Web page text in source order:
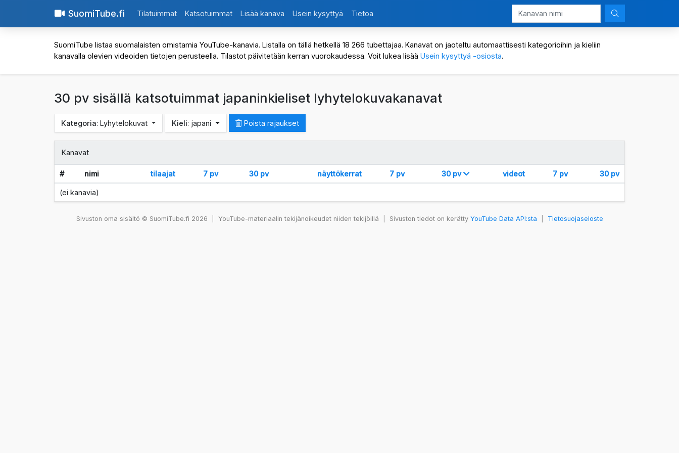
SuomiTube.fi Tilatuimmat Katsotuimmat Lisää kanava Usein kysyttyä Tietoa
SuomiTube listaa suomalaisten omistamia YouTube-kanavia. Listalla on tällä hetkellä 18 266 tubettajaa. Kanavat on jaoteltu automaattisesti kategorioihin ja kieliin
kanavalla olevien videoiden tietojen perusteella. Tilastot päivitetään kerran vuorokaudessa. Voit lukea lisää Usein kysyttyä -osiosta.
30 pv sisällä katsotuimmat japaninkieliset lyhytelokuvakanavat
Kategoria: Lyhytelokuvat Kieli: japani Poista rajaukset
Kanavat
# nimi tilaajat 7 pv 30 pv näyttökerrat 7 pv 30 pv videot 7 pv 30 pv
(ei kanavia)
Sivuston oma sisältö © SuomiTube.fi 2026 YouTube-materiaalin tekijänoikeudet niiden tekijöillä Sivuston tiedot on kerätty YouTube Data API:sta Tietosuojaseloste